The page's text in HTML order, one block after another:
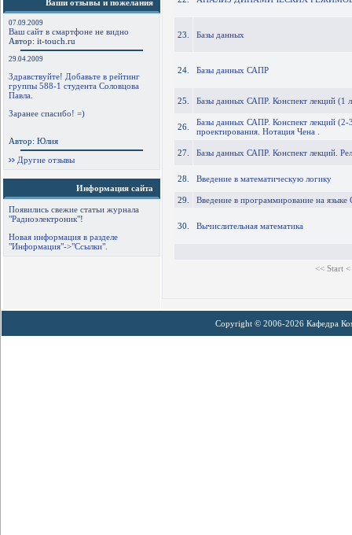
Ваши отзывы и пожелания
07.09.2009
Ваш сайт в смартфоне не видно
Автор: it-touch.ru
29.04.2009
Здравствуйте! Добавьте в рейтинг
группы 588-1 студента Соловцова
Павла.
Заранее спасибо! =)
Автор: Юлия
Другие отзывы
Информация сайта
Появились свежие статьи журнала
"Радиоэлектроник"!
Новая информация в разделе
"Информация"->"Ссылки".
23. Базы данных
24. Базы данных САПР
25. Базы данных САПР. Конспект лекций (1
26.
Базы данных САПР. Конспект лекций (2-
проектирования. Нотация Чена .
27. Базы данных САПР. Конспект лекций.
28. Введение в математическую логику
29. Введение в программирование на языке
30. Вычислительная математика
<< Start <
Copyright © 2006-2026 Кафедра